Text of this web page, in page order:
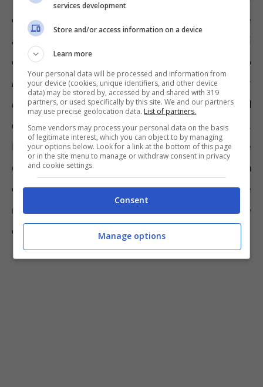
della Certificazione Unica ci si dovrà rivolgere
a CAF, patronati, professionisti abilitati
oppure si potrà inviare
all’indirizzo
richiestacertificazioneunica@postacert.inps.g
ov.itricordando di allegare una copia del
documentodi identità in corso di validità.
Rimane in dubbio la possibilità di fare
domanda di CU tramite
Nella
comunicazione non è specificato anche se
nella sezione di riferimento sul portale
dell’INPS è prevista la telefonata.
services development
Store and/or access information on a device
Learn more
Your personal data will be processed and information from
your device (cookies, unique identifiers, and other device
data) may be stored by, accessed by and shared with 319
partners, or used specifically by this site. We and our partners
may use precise geolocation data. List of partners.
Some vendors may process your personal data on the basis
of legitimate interest, which you can object to by managing
your options below. Look for a link at the bottom of this page
or in the site menu to manage or withdraw consent in privacy
and cookie settings.
Consent
Manage options